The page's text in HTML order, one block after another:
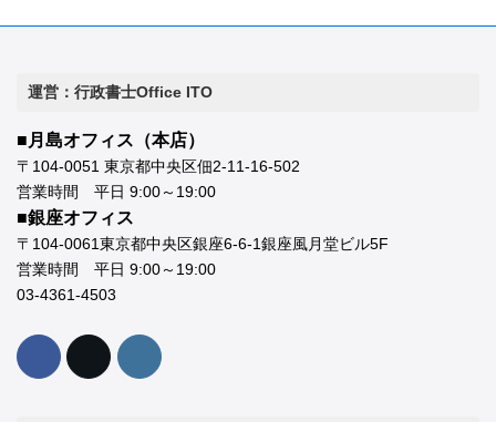
運営：行政書士Office ITO
■月島オフィス（本店）
〒104-0051 東京都中央区佃2-11-16-502
営業時間 平日 9:00～19:00
■銀座オフィス
〒104-0061東京都中央区銀座6-6-1銀座風月堂ビル5F
営業時間 平日 9:00～19:00
03-4361-4503